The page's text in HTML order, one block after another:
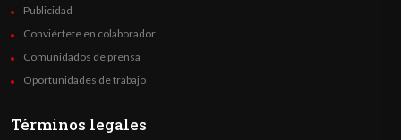
Publicidad
Conviértete en colaborador
Comunidados de prensa
Oportunidades de trabajo
Términos legales